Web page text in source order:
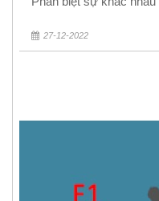
27-12-2022